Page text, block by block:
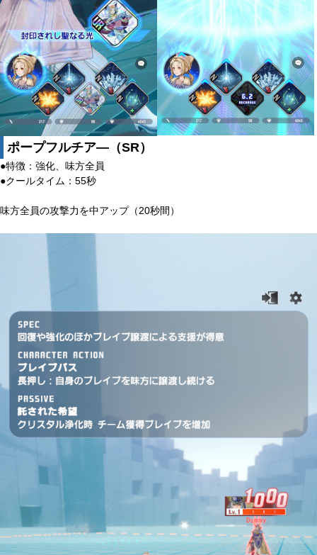
ポープフルチア―（SR）
●特徴：強化、味方全員
●クールタイム：55秒
味方全員の攻撃力を中アップ（20秒間）